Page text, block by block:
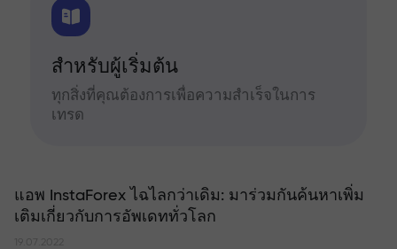
สำหรับผู้เริ่มต้น
ทุกสิ่งที่คุณต้องการเพื่อความสำเร็จในการ
เทรด
แอพ InstaForex ไฉไลกว่าเดิม: มาร่วมกันค้นหาเพิ่ม
เติมเกี่ยวกับการอัพเดททั่วโลก
19.07.2022